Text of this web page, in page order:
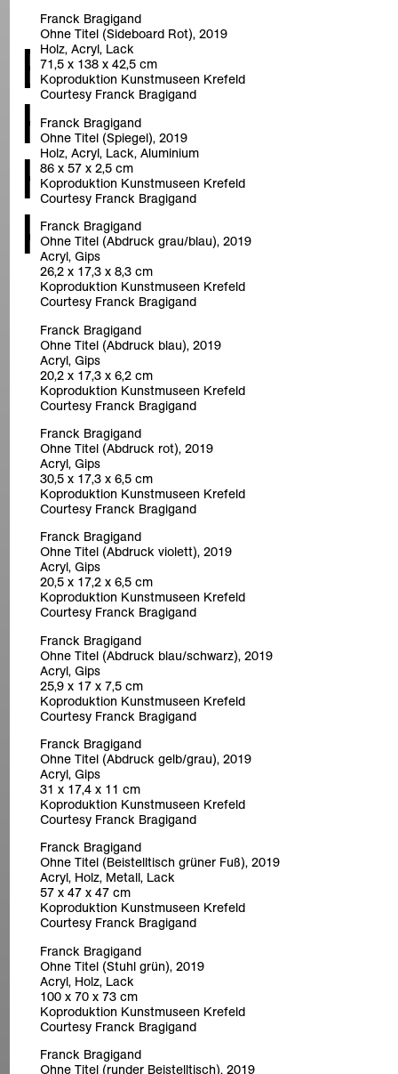
Entwürfe für
Haus Lange
Haus Esters
Krefeld
Franck Bragigand
Ohne Titel (Sideboard Rot), 2019
Holz, Acryl, Lack
71,5 x 138 x 42,5 cm
Koproduktion Kunstmuseen Krefeld
Courtesy Franck Bragigand
Franck Bragigand
Ohne Titel (Spiegel), 2019
Holz, Acryl, Lack, Aluminium
86 x 57 x 2,5 cm
Koproduktion Kunstmuseen Krefeld
Courtesy Franck Bragigand
Franck Bragigand
Ohne Titel (Abdruck grau/blau), 2019
Acryl, Gips
26,2 x 17,3 x 8,3 cm
Koproduktion Kunstmuseen Krefeld
Courtesy Franck Bragigand
Franck Bragigand
Ohne Titel (Abdruck blau), 2019
Acryl, Gips
20,2 x 17,3 x 6,2 cm
Koproduktion Kunstmuseen Krefeld
Courtesy Franck Bragigand
Franck Bragigand
Ohne Titel (Abdruck rot), 2019
Acryl, Gips
30,5 x 17,3 x 6,5 cm
Koproduktion Kunstmuseen Krefeld
Courtesy Franck Bragigand
Franck Bragigand
Ohne Titel (Abdruck violett), 2019
Acryl, Gips
20,5 x 17,2 x 6,5 cm
Koproduktion Kunstmuseen Krefeld
Courtesy Franck Bragigand
Franck Bragigand
Ohne Titel (Abdruck blau/schwarz), 2019
Acryl, Gips
25,9 x 17 x 7,5 cm
Koproduktion Kunstmuseen Krefeld
Courtesy Franck Bragigand
Franck Bragigand
Ohne Titel (Abdruck gelb/grau), 2019
Acryl, Gips
31 x 17,4 x 11 cm
Koproduktion Kunstmuseen Krefeld
Courtesy Franck Bragigand
Franck Bragigand
Ohne Titel (Beistelltisch grüner Fuß), 2019
Acryl, Holz, Metall, Lack
57 x 47 x 47 cm
Koproduktion Kunstmuseen Krefeld
Courtesy Franck Bragigand
Franck Bragigand
Ohne Titel (Stuhl grün), 2019
Acryl, Holz, Lack
100 x 70 x 73 cm
Koproduktion Kunstmuseen Krefeld
Courtesy Franck Bragigand
Franck Bragigand
Ohne Titel (runder Beistelltisch), 2019